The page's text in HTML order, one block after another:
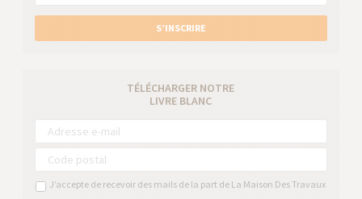
S’INSCRIRE
TÉLÉCHARGER NOTRE
LIVRE BLANC
J’accepte de recevoir des mails de la part de La Maison Des Travaux